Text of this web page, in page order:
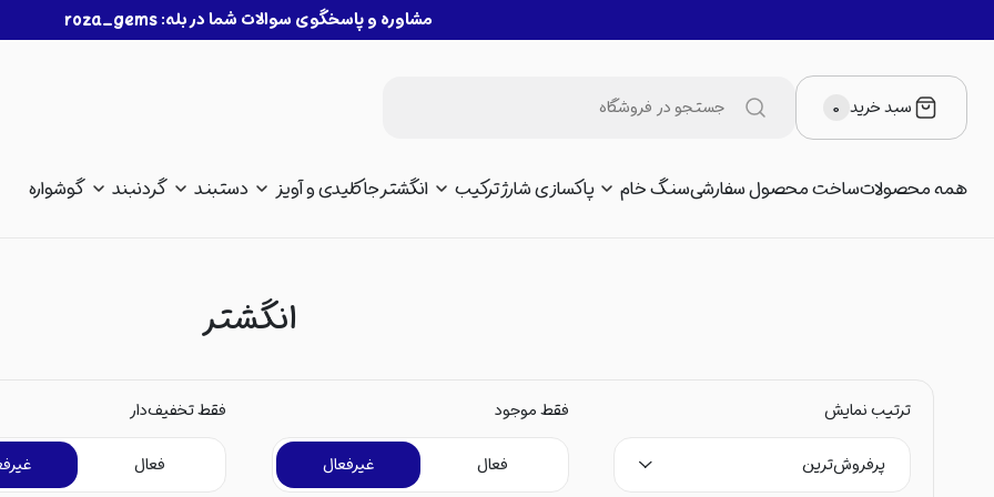
مشاوره و پاسخگوی سوالات شما در بله: roza_gems
سبد خرید ۰
همه محصولاتساخت محصول سفارشیسنگ خام پاکسازی شارژترکیب انگشترجاکلیدی و آویز دستبند گردنبند گوشواره
انگشتر
ترتیب نمایش
پرفروش‌‌ترین
فقط موجود
فعال غیرفعال
فقط تخفیف‌دار
فعال